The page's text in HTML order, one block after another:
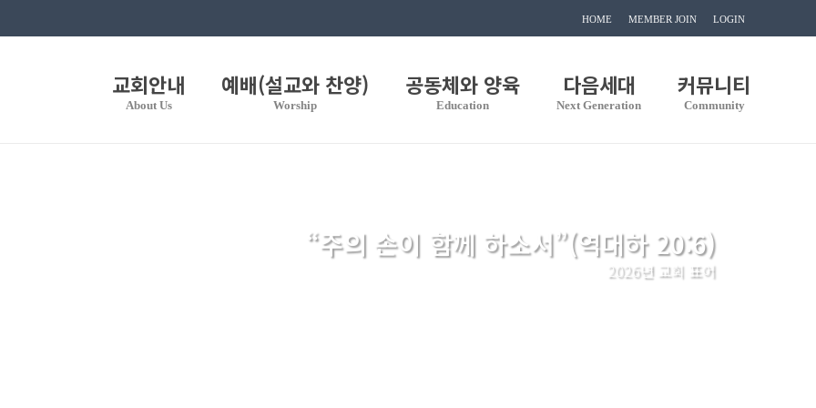
HOME MEMBER JOIN LOGIN
교회안내
About Us
예배(설교와 찬양)
Worship
공동체와 양육
Education
다음세대
Next Generation
커뮤니티
Community
“주의 손이 함께 하소서”(역대하 20:6)
2026년 교회 표어